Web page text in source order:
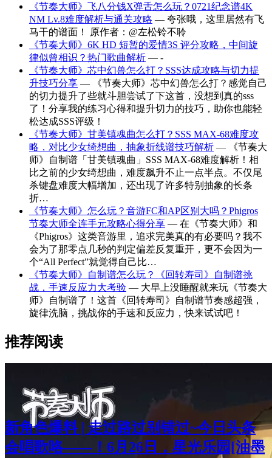
《节奏大师》飞八分钱X弹舌怎么玩？0721纪念谱4K
NM Lv.8难度解析与通关攻略 — 夸张哦，这里居然有飞
马干的谱面！ 原作者：@左松铃不聆
《节奏大师》6K HD 短暂的爱情3S 评分攻略，中间旋
律似曾相识？热门歌曲解析 — -
《节奏大师》芯中幻兽怎么打？SSS达成攻略与切力提
升技巧分享 — 《节奏大师》芯中幻兽怎么打？感觉自己
的切力提升了些就斗胆尝试了下这首，没想到真的sss
了！分享我的练习心得和提升切力的技巧，助你也能轻
松达成SSS评级！
《节奏大师》甘美镇魂曲怎么打？SSS MAX-68难度攻
略，对比少女绮想曲，抽象折线谱技巧解析 — 《节奏大
师》自制谱「甘美镇魂曲」SSS MAX-68难度解析！相
比之前的少女绮想曲，难度飙升不止一点半点。不仅尾
杀键盘难度大幅增加，还出现了许多特别抽象的长条
折…
《节奏大师》怎么玩？音游FC和AP区别大吗？Phigros
节奏大师全连手元攻略心得分享 — 在《节奏大师》和
《Phigros》这类音游里，追求完美真的有必要吗？我不
会为了那零点几秒的判定偏差反复重开，更不会因为一
个“All Perfect”就觉得自己比…
《节奏大师》自制谱怎么玩？《回转寿司》自制谱挑
战，手速反应力大考验 — 大早上没睡醒就来玩《节奏大
师》自制谱了！这首《回转寿司》自制谱节奏感超强，
旋律洗脑，挑战你的手速和反应力，快来试试吧！
推荐阅读
新角色爆料 | 走过路过别错过~今日头条
会唱歌咯——！6月26日，星光乐园[油墨